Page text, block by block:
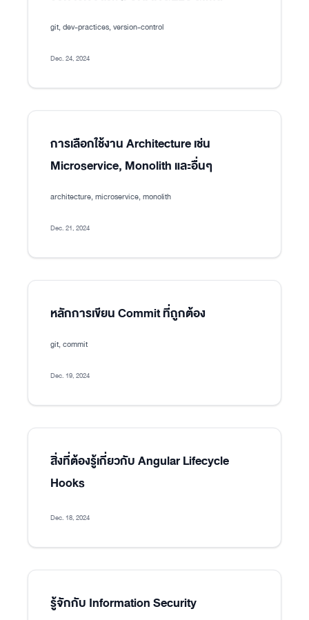
git, dev-practices, version-control
Dec. 24, 2024
การเลือกใช้งาน Architecture เช่น
Microservice, Monolith และอื่นๆ
architecture, microservice, monolith
Dec. 21, 2024
หลักการเขียน Commit ที่ถูกต้อง
git, commit
Dec. 19, 2024
สิ่งที่ต้องรู้เกี่ยวกับ Angular Lifecycle
Hooks
Dec. 18, 2024
รู้จักกับ Information Security